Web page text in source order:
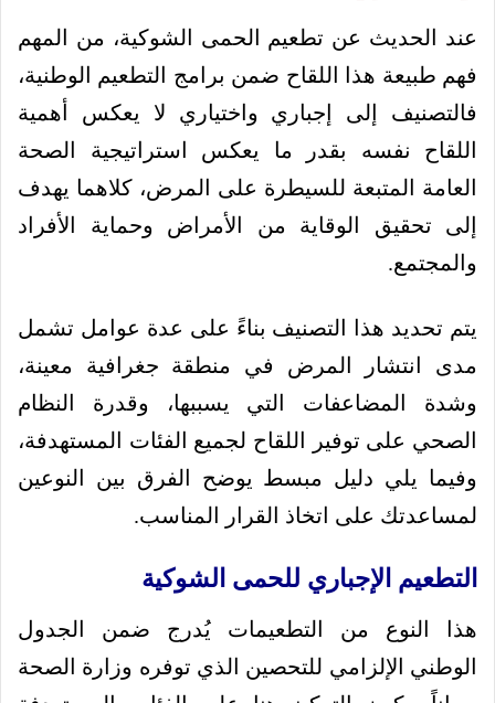
عند الحديث عن تطعيم الحمى الشوكية، من المهم
فهم طبيعة هذا اللقاح ضمن برامج التطعيم الوطنية،
فالتصنيف إلى إجباري واختياري لا يعكس أهمية
اللقاح نفسه بقدر ما يعكس استراتيجية الصحة
العامة المتبعة للسيطرة على المرض، كلاهما يهدف
إلى تحقيق الوقاية من الأمراض وحماية الأفراد
والمجتمع.
يتم تحديد هذا التصنيف بناءً على عدة عوامل تشمل
مدى انتشار المرض في منطقة جغرافية معينة،
وشدة المضاعفات التي يسببها، وقدرة النظام
الصحي على توفير اللقاح لجميع الفئات المستهدفة،
وفيما يلي دليل مبسط يوضح الفرق بين النوعين
لمساعدتك على اتخاذ القرار المناسب.
التطعيم الإجباري للحمى الشوكية
هذا النوع من التطعيمات يُدرج ضمن الجدول
الوطني الإلزامي للتحصين الذي توفره وزارة الصحة